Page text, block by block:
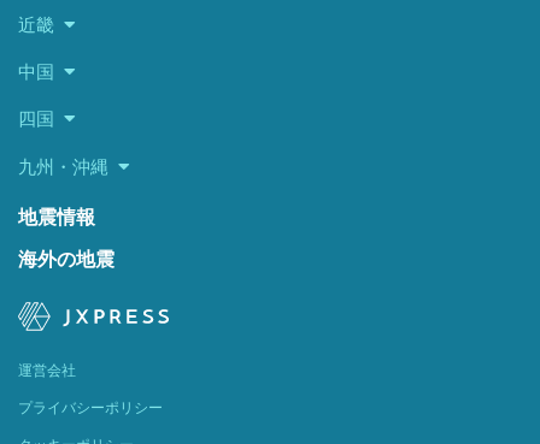
近畿
中国
四国
九州・沖縄
地震情報
海外の地震
運営会社
プライバシーポリシー